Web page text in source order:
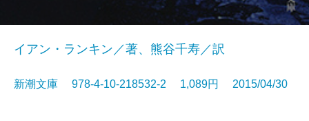
イアン・ランキン／著、熊谷千寿／訳
新潮文庫 978-4-10-218532-2 1,089円 2015/04/30